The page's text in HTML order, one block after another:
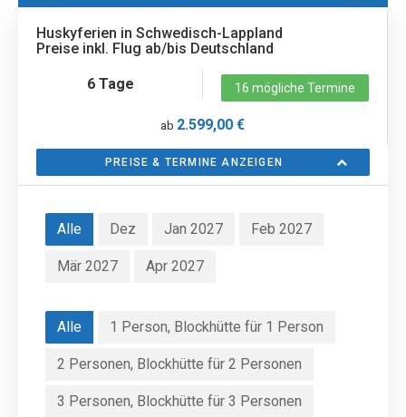
Huskyferien in Schwedisch-Lappland
Preise inkl. Flug ab/bis Deutschland
6 Tage 16 mögliche Termine
ab 2.599,00 €
PREISE & TERMINE ANZEIGEN
Alle Dez Jan 2027 Feb 2027
Mär 2027 Apr 2027
Alle 1 Person, Blockhütte für 1 Person
2 Personen, Blockhütte für 2 Personen
3 Personen, Blockhütte für 3 Personen